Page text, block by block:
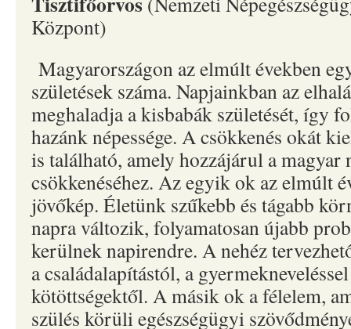
Központ)
Magyarországon az elmúlt években
születések száma. Napjainkban az
meghaladja a kisbabák születését, így
hazánk népessége. A csökkenés okát
is található, amely hozzájárul a magyar
csökkenéséhez. Az egyik ok az elmúlt
jövőkép. Életünk szűkebb és tágabb
napra változik, folyamatosan újabb
kerülnek napirendre. A nehéz
a családalapítástól, a
kötöttségektől. A másik ok a félelem,
szülés körüli egészségügyi